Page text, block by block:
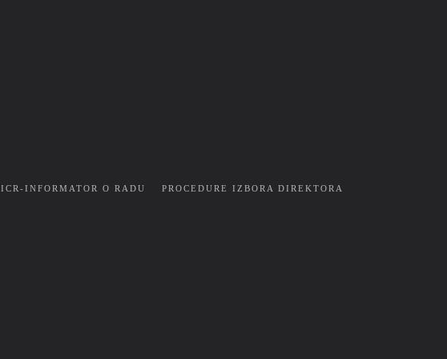
ICR-INFORMATOR O RADU PROCEDURE IZBORA DIREKTORA